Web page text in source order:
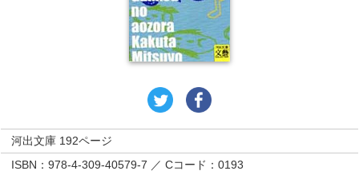
河出文庫 192ページ
ISBN：978-4-309-40579-7 ／ Cコード：0193